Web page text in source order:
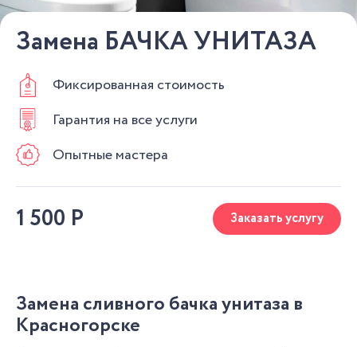
Замена БАЧКА УНИТАЗА
Фиксированная стоимость
Гарантия на все услуги
Опытные мастера
1 500 Р Заказать услугу
Замена сливного бачка унитаза в
Красногорске